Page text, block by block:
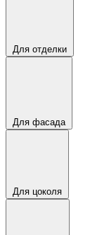
Для отделки
Для фасада
Для цоколя